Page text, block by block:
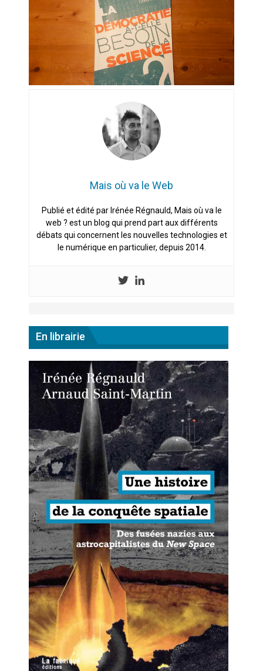
Artemis II : objectif nul
Quand Mistral veut moraliser le
pillage
Commentaire sur la polémique
Les syndicats, (tout) contre l’IA
champs : « On impose et copie
Addendum sur les machines à
laver, et l’intelligence artificielle
La vaste blague du macronisme
Mais où va le Web
Publié et édité par Irénée Régnauld, Mais où va le
web ? est un blog qui prend part aux différents
débats qui concernent les nouvelles technologies et
le numérique en particulier, depuis 2014.
En librairie